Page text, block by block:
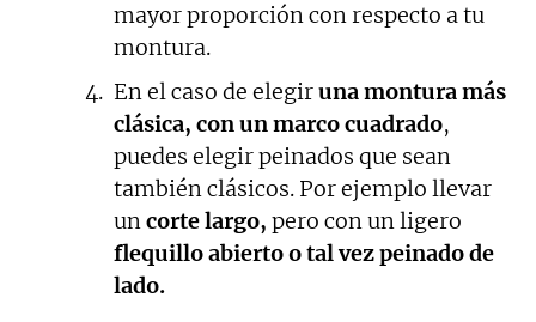
mayor proporción con respecto a tu
montura.
En el caso de elegiruna montura más
clásica, con un marco cuadrado,
puedes elegir peinados que sean
también clásicos. Por ejemplo llevar
uncorte largo, pero con un ligero
flequillo abierto o tal vez peinado de
lado.